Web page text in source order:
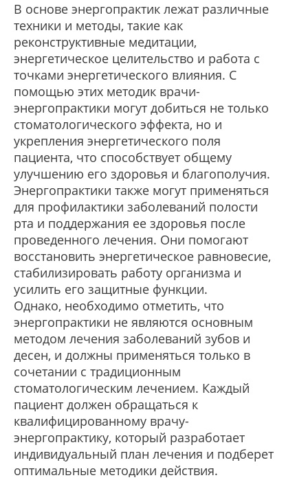
В основе энергопрактик лежат различные
техники и методы, такие как
реконструктивные медитации,
энергетическое целительство и работа с
точками энергетического влияния. С
помощью этих методик врачи-
энергопрактики могут добиться не только
стоматологического эффекта, но и
укрепления энергетического поля
пациента, что способствует общему
улучшению его здоровья и благополучия.
Энергопрактики также могут применяться
для профилактики заболеваний полости
рта и поддержания ее здоровья после
проведенного лечения. Они помогают
восстановить энергетическое равновесие,
стабилизировать работу организма и
усилить его защитные функции.
Однако, необходимо отметить, что
энергопрактики не являются основным
методом лечения заболеваний зубов и
десен, и должны применяться только в
сочетании с традиционным
стоматологическим лечением. Каждый
пациент должен обращаться к
квалифицированному врачу-
энергопрактику, который разработает
индивидуальный план лечения и подберет
оптимальные методики действия.